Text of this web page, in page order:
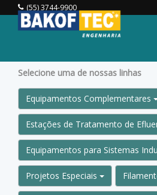
(55) 3744-9900
Selecione uma de nossas linhas
Equipamentos Complementares
Estações de Tratamento de
Equipamentos para Sistemas
Projetos Especiais